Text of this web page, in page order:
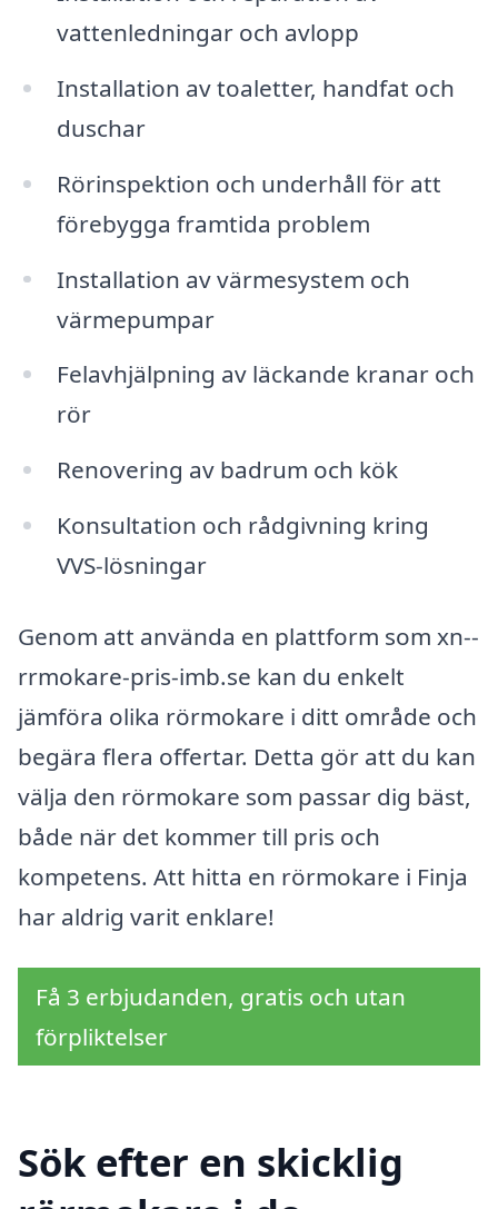
vattenledningar och avlopp
Installation av toaletter, handfat och
duschar
Rörinspektion och underhåll för att
förebygga framtida problem
Installation av värmesystem och
värmepumpar
Felavhjälpning av läckande kranar och
rör
Renovering av badrum och kök
Konsultation och rådgivning kring
VVS-lösningar
Genom att använda en plattform som xn--
rrmokare-pris-imb.se kan du enkelt
jämföra olika rörmokare i ditt område och
begära flera offertar. Detta gör att du kan
välja den rörmokare som passar dig bäst,
både när det kommer till pris och
kompetens. Att hitta en rörmokare i Finja
har aldrig varit enklare!
Få 3 erbjudanden, gratis och utan
förpliktelser
Sök efter en skicklig